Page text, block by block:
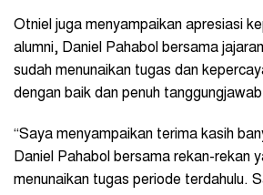
Otniel juga menyampaikan apresiasi
alumni, Daniel Pahabol bersama
sudah menunaikan tugas dan
dengan baik dan penuh
“Saya menyampaikan terima kasih
Daniel Pahabol bersama rekan-rekan
menunaikan tugas periode terdahulu.